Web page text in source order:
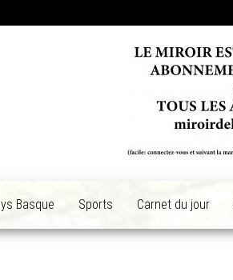
Basque Sports Carnet du jour